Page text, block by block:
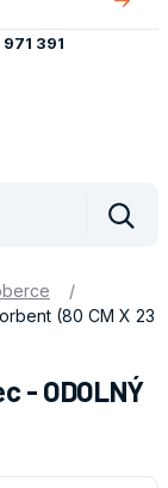
391
/
(80 CM X 23
- ODOLNÝ